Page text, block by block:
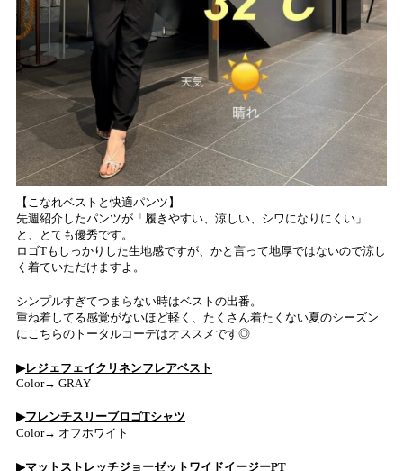
【こなれベストと快適パンツ】
先週紹介したパンツが「履きやすい、涼しい、シワになりにくい」
と、とても優秀です。
ロゴTもしっかりした生地感ですが、かと言って地厚ではないので涼し
く着ていただけますよ。
シンプルすぎてつまらない時はベストの出番。
重ね着してる感覚がないほど軽く、たくさん着たくない夏のシーズン
にこちらのトータルコーデはオススメです◎
▶︎レジェフェイクリネンフレアベスト
Color→ GRAY
▶︎フレンチスリーブロゴTシャツ
Color→ オフホワイト
▶︎マットストレッチジョーゼットワイドイージーPT